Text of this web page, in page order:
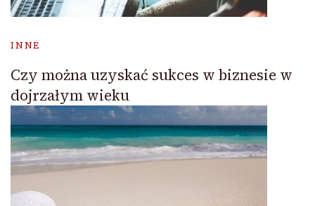
INNE
Czy można uzyskać sukces w biznesie w
dojrzałym wieku